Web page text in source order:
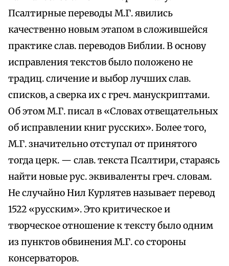
Псалтирные переводы М.Г. явились
качественно новым этапом в сложившейся
практике слав. переводов Библии. В основу
исправления текстов было положено не
традиц. сличение и выбор лучших слав.
списков, а сверка их с греч. манускриптами.
Об этом М.Г. писал в «Словах отвещательных
об исправлении книг русских». Более того,
М.Г. значительно отступал от принятого
тогда церк. — слав. текста Псалтири, стараясь
найти новые рус. эквиваленты греч. словам.
Не случайно Нил Курлятев называет перевод
1522 «русским». Это критическое и
творческое отношение к тексту было одним
из пунктов обвинения М.Г. со стороны
консерваторов.